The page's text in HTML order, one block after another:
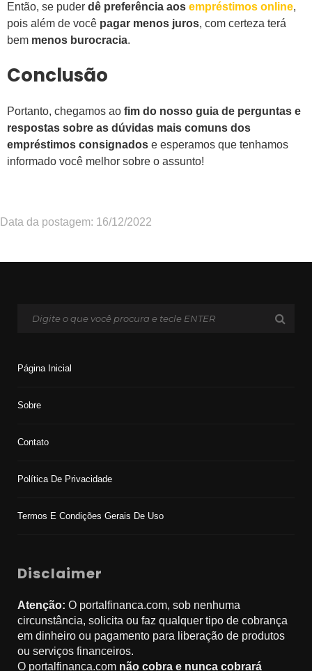
Então, se puder dê preferência aos empréstimos online,
pois além de você pagar menos juros, com certeza terá
bem menos burocracia.
Conclusão
Portanto, chegamos ao fim do nosso guia de perguntas e
respostas sobre as dúvidas mais comuns dos
empréstimos consignados e esperamos que tenhamos
informado você melhor sobre o assunto!
Data da postagem: 16/12/2022
Página Inicial
Sobre
Contato
Política De Privacidade
Termos E Condições Gerais De Uso
Disclaimer
Atenção: O portalfinanca.com, sob nenhuma
circunstância, solicita ou faz qualquer tipo de cobrança
em dinheiro ou pagamento para liberação de produtos
ou serviços financeiros.
O portalfinanca.com não cobra e nunca cobrará